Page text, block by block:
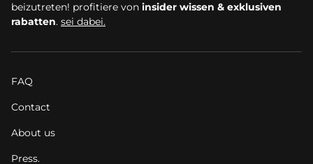
beizutreten! profitiere von insider wissen & exklusiven
rabatten. sei dabei.
FAQ
Contact
About us
Press.